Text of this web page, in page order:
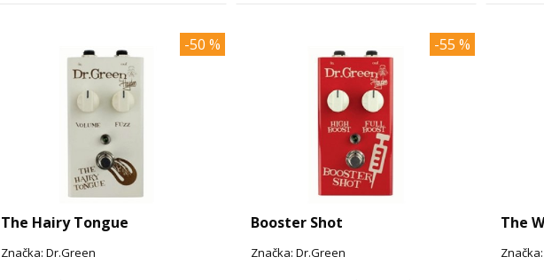
-50 %
The Hairy Tongue
Značka: Dr.Green
-55 %
Booster Shot
Značka: Dr.Green
The